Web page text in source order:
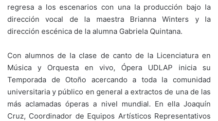
regresa a los escenarios con una la producción bajo la
dirección vocal de la maestra Brianna Winters y la
dirección escénica de la alumna Gabriela Quintana.
Con alumnos de la clase de canto de la Licenciatura en
Música y Orquesta en vivo, Ópera UDLAP inicia su
Temporada de Otoño acercando a toda la comunidad
universitaria y público en general a extractos de una de las
más aclamadas óperas a nivel mundial. En ella Joaquín
Cruz, Coordinador de Equipos Artísticos Representativos